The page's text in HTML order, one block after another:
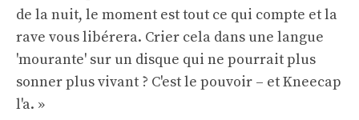
de la nuit, le moment est tout ce qui compte et la
rave vous libérera. Crier cela dans une langue
'mourante' sur un disque qui ne pourrait plus
sonner plus vivant ? C'est le pouvoir – et Kneecap
l'a. »